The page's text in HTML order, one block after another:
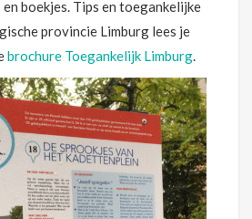
boekjes. Tips en toegankelijke
provincie Limburg lees je
brochure Toegankelijk Limburg.